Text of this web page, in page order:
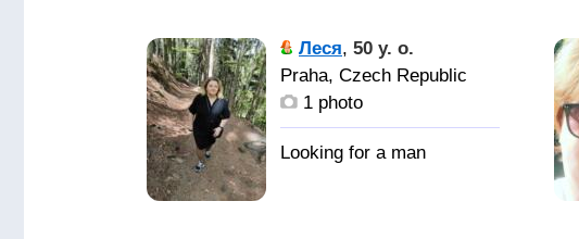
Леся, 50 y. o.
Praha, Czech Republic
1 photo